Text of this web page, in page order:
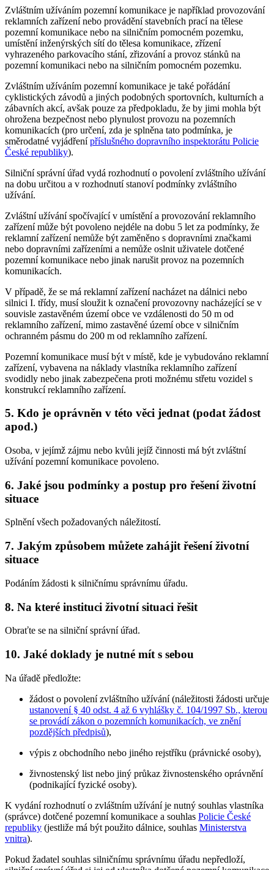
Zvláštním užíváním pozemní komunikace je například provozování
reklamních zařízení nebo provádění stavebních prací na tělese
pozemní komunikace nebo na silničním pomocném pozemku,
umístění inženýrských sítí do tělesa komunikace, zřízení
vyhrazeného parkovacího stání, zřizování a provoz stánků na
pozemní komunikaci nebo na silničním pomocném pozemku.
Zvláštním užíváním pozemní komunikace je také pořádání
cyklistických závodů a jiných podobných sportovních, kulturních a
zábavních akcí, avšak pouze za předpokladu, že by jimi mohla být
ohrožena bezpečnost nebo plynulost provozu na pozemních
komunikacích (pro určení, zda je splněna tato podmínka, je
směrodatné vyjádřenípříslušného dopravního inspektorátu Policie
České republiky).
Silniční správní úřad vydá rozhodnutí o povolení zvláštního užívání
na dobu určitou a v rozhodnutí stanoví podmínky zvláštního
užívání.
Zvláštní užívání spočívající v umístění a provozování reklamního
zařízení může být povoleno nejdéle na dobu 5 let za podmínky, že
reklamní zařízení nemůže být zaměněno s dopravními značkami
nebo dopravními zařízeními a nemůže oslnit uživatele dotčené
pozemní komunikace nebo jinak narušit provoz na pozemních
komunikacích.
V případě, že se má reklamní zařízení nacházet na dálnici nebo
silnici I. třídy, musí sloužit k označení provozovny nacházející se v
souvisle zastavěném území obce ve vzdálenosti do 50 m od
reklamního zařízení, mimo zastavěné území obce v silničním
ochranném pásmu do 200 m od reklamního zařízení.
Pozemní komunikace musí být v místě, kde je vybudováno reklamní
zařízení, vybavena na náklady vlastníka reklamního zařízení
svodidly nebo jinak zabezpečena proti možnému střetu vozidel s
konstrukcí reklamního zařízení.
5. Kdo je oprávněn v této věci jednat (podat žádost
apod.)
Osoba, v jejímž zájmu nebo kvůli jejíž činnosti má být zvláštní
užívání pozemní komunikace povoleno.
6. Jaké jsou podmínky a postup pro řešení životní
situace
Splnění všech požadovaných náležitostí.
7. Jakým způsobem můžete zahájit řešení životní
situace
Podáním žádosti k silničnímu správnímu úřadu.
8. Na které instituci životní situaci řešit
Obraťte se na silniční správní úřad.
10. Jaké doklady je nutné mít s sebou
Na úřadě předložte:
žádost o povolení zvláštního užívání (náležitosti žádosti určuje
ustanovení § 40 odst. 4 až 6 vyhlášky č. 104/1997 Sb., kterou
se provádí zákon o pozemních komunikacích, ve znění
pozdějších předpisů),
výpis z obchodního nebo jiného rejstříku (právnické osoby),
živnostenský list nebo jiný průkaz živnostenského oprávnění
(podnikající fyzické osoby).
K vydání rozhodnutí o zvláštním užívání je nutný souhlas vlastníka
(správce) dotčené pozemní komunikace a souhlas Policie České
republiky (jestliže má být použito dálnice, souhlas Ministerstva
vnitra).
Pokud žadatel souhlas silničnímu správnímu úřadu nepředloží,